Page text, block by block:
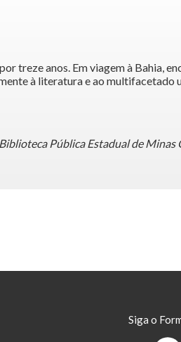
treze anos. Em viagem à Bahia,
à literatura e ao multifacetado
Pública Estadual de Minas
Siga o